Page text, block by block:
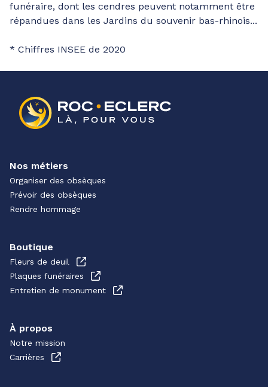
funéraire, dont les cendres peuvent notamment être
répandues dans les Jardins du souvenir bas-rhinois...
* Chiffres INSEE de 2020
Nos métiers
Organiser des obsèques
Prévoir des obsèques
Rendre hommage
Boutique
Fleurs de deuil
Plaques funéraires
Entretien de monument
À propos
Notre mission
Carrières